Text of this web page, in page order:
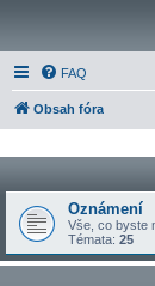
FAQ
Obsah fóra
Oznámení
Vše, co byste
Témata: 25